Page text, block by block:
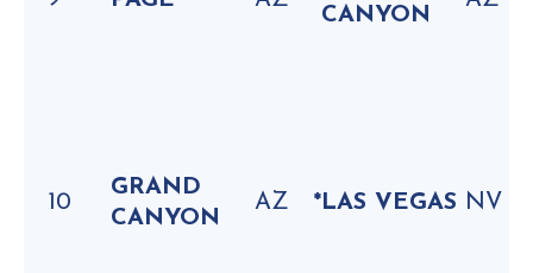
CANYON
10
GRAND
CANYON
AZ *LAS VEGAS NV